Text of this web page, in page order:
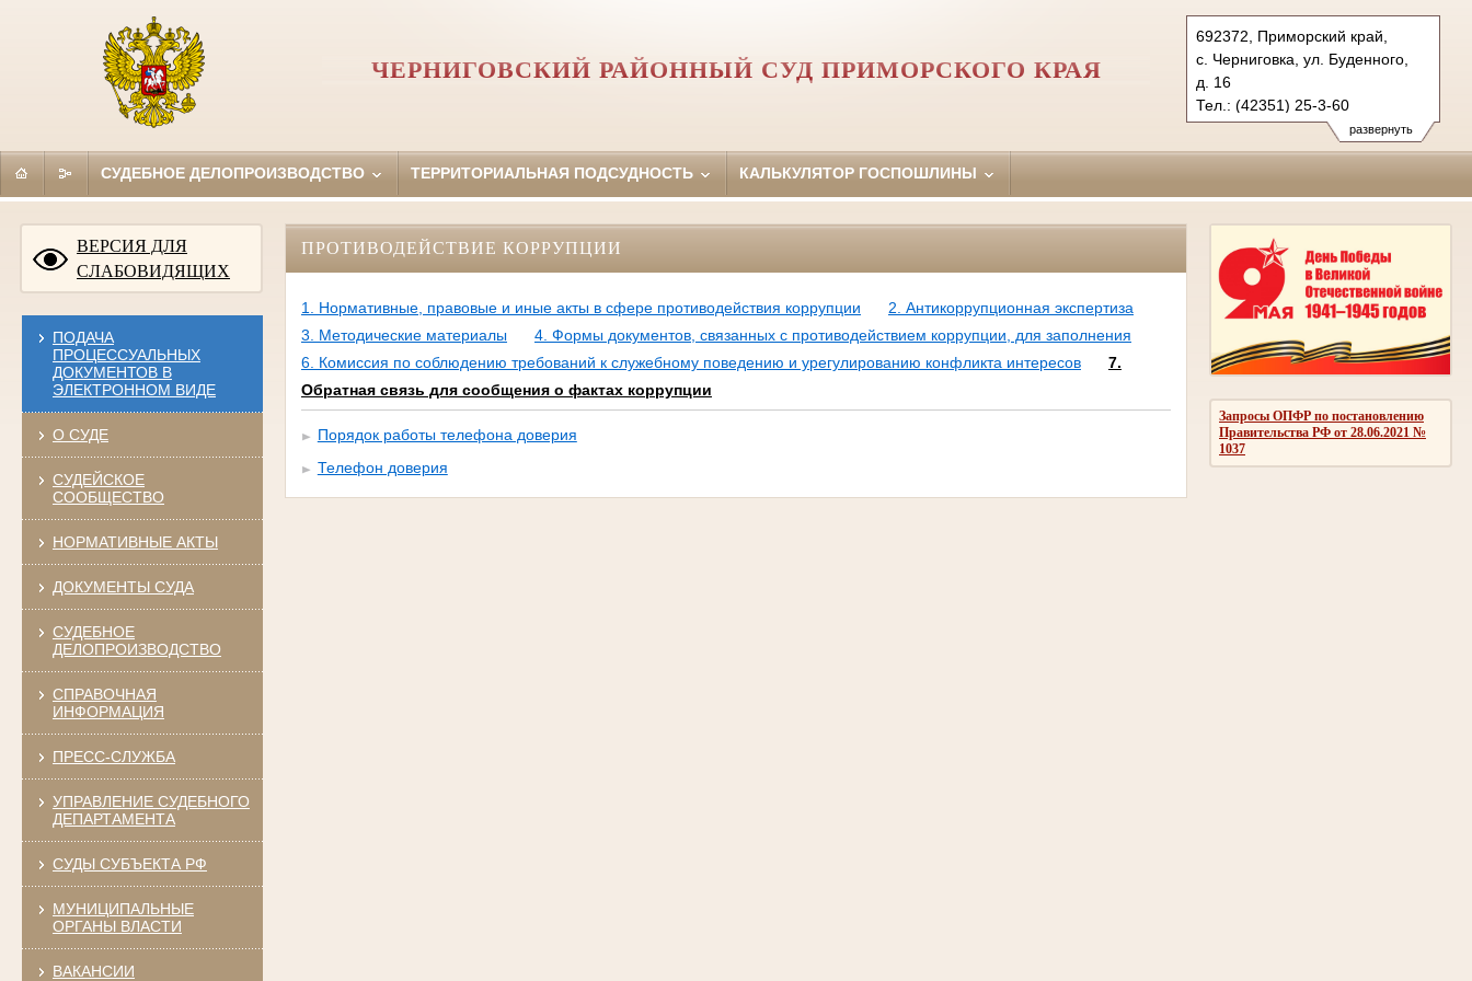
развернуть
692372, Приморский край,
с. Черниговка, ул. Буденного,
д. 16
Тел.: (42351) 25-3-60
chernigovsky.prm@sudrf.ru
ЧЕРНИГОВСКИЙ РАЙОННЫЙ СУД ПРИМОРСКОГО КРАЯ
СУДЕБНОЕ ДЕЛОПРОИЗВОДСТВО ТЕРРИТОРИАЛЬНАЯ ПОДСУДНОСТЬ КАЛЬКУЛЯТОР ГОСПОШЛИНЫ
ВЕРСИЯ ДЛЯ
СЛАБОВИДЯЩИХ
ПОДАЧА
ПРОЦЕССУАЛЬНЫХ
ДОКУМЕНТОВ В
ЭЛЕКТРОННОМ ВИДЕ
О СУДЕ
СУДЕЙСКОЕ
СООБЩЕСТВО
НОРМАТИВНЫЕ АКТЫ
ДОКУМЕНТЫ СУДА
СУДЕБНОЕ
ДЕЛОПРОИЗВОДСТВО
СПРАВОЧНАЯ
ИНФОРМАЦИЯ
ПРЕСС-СЛУЖБА
УПРАВЛЕНИЕ СУДЕБНОГО
ДЕПАРТАМЕНТА
СУДЫ СУБЪЕКТА РФ
МУНИЦИПАЛЬНЫЕ
ОРГАНЫ ВЛАСТИ
ВАКАНСИИ
Запросы ОПФР по постановлению
Правительства РФ от 28.06.2021 №
1037
ПРОТИВОДЕЙСТВИЕ КОРРУПЦИИ
1. Нормативные, правовые и иные акты в сфере противодействия коррупции
2. Антикоррупционная экспертиза
3. Методические материалы
4. Формы документов, связанных с противодействием коррупции, для заполнения
6. Комиссия по соблюдению требований к служебному поведению и урегулированию конфликта интересов
7.
Обратная связь для сообщения о фактах коррупции
Порядок работы телефона доверия
Телефон доверия